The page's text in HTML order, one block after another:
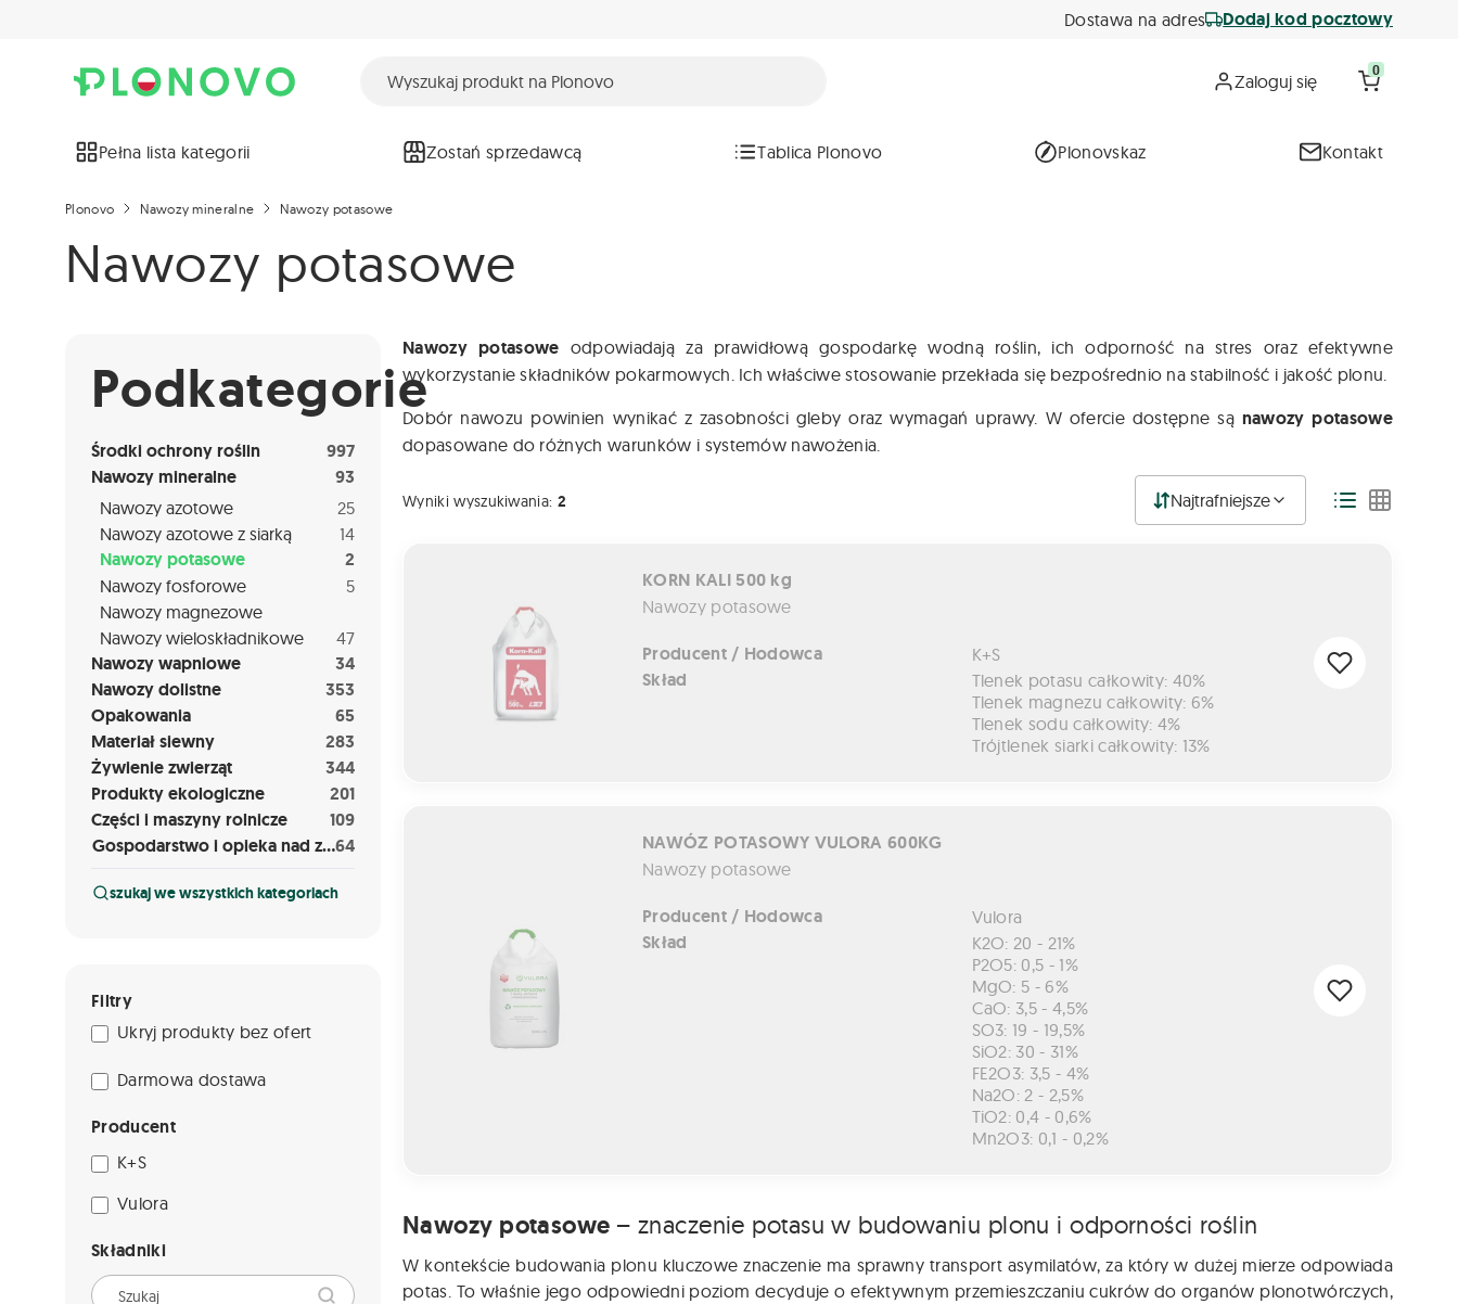
Dostawa na adres Dodaj kod pocztowy
Zaloguj się 0
Pełna lista kategorii Zostań sprzedawcą Tablica Plonovo Plonovskaz Kontakt
Plonovo Nawozy mineralne Nawozy potasowe
Nawozy potasowe
Podkategorie
Środki ochrony roślin
997
Nawozy mineralne
93
Nawozy azotowe
25
Nawozy azotowe z siarką
14
Nawozy potasowe 2
Nawozy fosforowe
5
Nawozy magnezowe
Nawozy wieloskładnikowe
47
Nawozy wapniowe
34
Nawozy dolistne
353
Opakowania
65
Materiał siewny
283
Żywienie zwierząt
344
Produkty ekologiczne
201
Części i maszyny rolnicze
109
Gospodarstwo i opieka nad zwierzętami
64
szukaj we wszystkich kategoriach
Filtry
Ukryj produkty bez ofert
Darmowa dostawa
Producent
K+S
Vulora
Składniki
Nawozy potasowe odpowiadają za prawidłową gospodarkę wodną roślin, ich odporność na stres oraz efektywne
wykorzystanie składników pokarmowych. Ich właściwe stosowanie przekłada się bezpośrednio na stabilność i jakość plonu.
Dobór nawozu powinien wynikać z zasobności gleby oraz wymagań uprawy. W ofercie dostępne są nawozy potasowe
dopasowane do różnych warunków i systemów nawożenia.
Wyniki wyszukiwania: 2 Najtrafniejsze
KORN KALI 500 kg
Nawozy potasowe
Producent / Hodowca K+S
Skład
Tlenek potasu całkowity: 40%
Tlenek magnezu całkowity: 6%
Tlenek sodu całkowity: 4%
Trójtlenek siarki całkowity: 13%
NAWÓZ POTASOWY VULORA 600KG
Nawozy potasowe
Producent / Hodowca Vulora
Skład
K2O: 20 - 21%
P2O5: 0,5 - 1%
MgO: 5 - 6%
CaO: 3,5 - 4,5%
SO3: 19 - 19,5%
SiO2: 30 - 31%
FE2O3: 3,5 - 4%
Na2O: 2 - 2,5%
TiO2: 0,4 - 0,6%
Mn2O3: 0,1 - 0,2%
Nawozy potasowe – znaczenie potasu w budowaniu plonu i odporności roślin
W kontekście budowania plonu kluczowe znaczenie ma sprawny transport asymilatów, za który w dużej mierze odpowiada
potas. To właśnie jego odpowiedni poziom decyduje o efektywnym przemieszczaniu cukrów do organów plonotwórczych,